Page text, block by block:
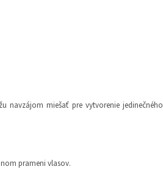
navzájom miešať pre vytvorenie jedinečného
prameni vlasov.